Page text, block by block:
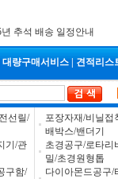
년 설날 배송일장 안내
대량구매서비스 견적리스
선릴/
기/관
구함/
포장자재/비닐접
배박스/밴더기
초경공구/로타리
밀/초경원형톱
다이아몬드공구/